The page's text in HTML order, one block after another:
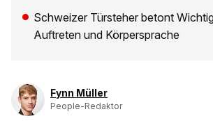
Schweizer Türsteher betont
Auftreten und Körpersprache
Fynn Müller
People-Redaktor